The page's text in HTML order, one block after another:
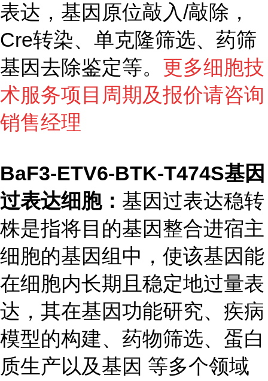
表达，基因原位敲入/敲除，
Cre转染、单克隆筛选、药筛
基因去除鉴定等。 更多细胞技
术服务项目周期及报价请咨询
销售经理
BaF3-ETV6-BTK-T474S基因
过表达细胞： 基因过表达稳转
株是指将目的基因整合进宿主
细胞的基因组中，使该基因能
在细胞内长期且稳定地过量表
达，其在基因功能研究、疾病
模型的构建、药物筛选、蛋白
质生产以及基因 等多个领域